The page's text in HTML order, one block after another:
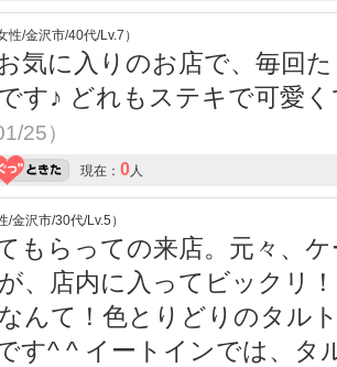
性/金沢市/40代/Lv.7）
気に入りのお店で、毎回
す♪ どれもステキで可愛
25）
現在： 0人
/金沢市/30代/Lv.5）
もらっての来店。元々、
、店内に入ってビックリ
んて！色とりどりのタル
す^ ^ イートインでは、タ